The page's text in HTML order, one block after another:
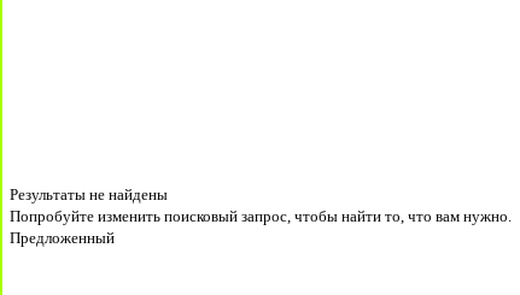
Результаты не найдены
Попробуйте изменить поисковый запрос, чтобы найти то, что вам нужно.
Предложенный